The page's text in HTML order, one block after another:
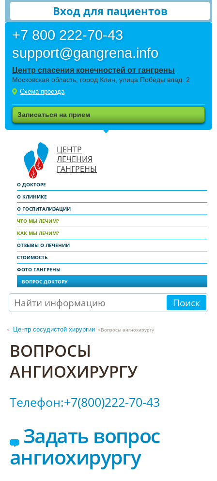
Вход для пациентов
+7 800 222-70-43
support@gangrena.info
Центр спасения конечностей от гангрены
Московская область, город Клин, улица Победы влад. 2
Схема проезда
Записаться на прием
ЦЕНТР
ЛЕЧЕНИЯ
ГАНГРЕНЫ
О ДОКТОРЕ
О КЛИНИКЕ
О ГОСПИТАЛИЗАЦИИ
ЧТО МЫ ЛЕЧИМ?
КАК МЫ ЛЕЧИМ?
ОТЗЫВЫ О ЛЕЧЕНИИ
СТОИМОСТЬ
ФОТО ГАНГРЕНЫ
ВОПРОС ДОКТОРУ
Поиск
Центр сосудистой хирургии <Вопросы ангиохирургу
ВОПРОСЫ
АНГИОХИРУРГУ
Телефон:+7(800)222-70-43
Задать вопрос
ангиохирургу